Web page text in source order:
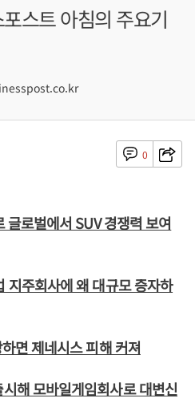
스트 아침의 주요기
0
로벌에서 SUV 경쟁력 보여
주회사에 왜 대규모 증자하
면 제네시스 피해 커져
해 모바일게임회사로 대변신